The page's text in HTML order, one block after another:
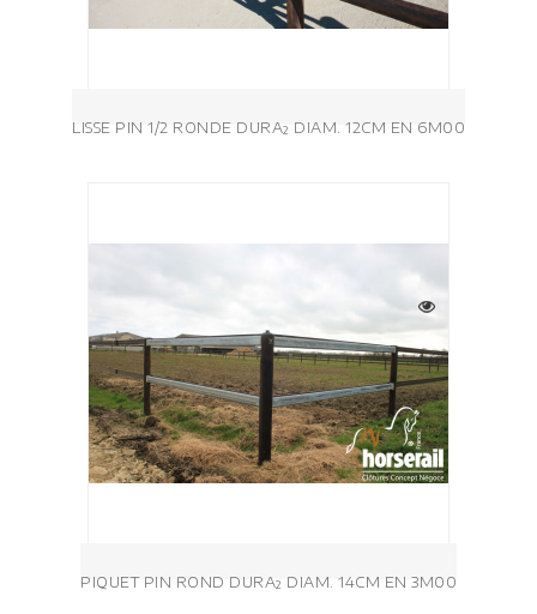
LISSE PIN 1/2 RONDE DURA² DIAM. 12CM EN 6M00
PIQUET PIN ROND DURA² DIAM. 14CM EN 3M00